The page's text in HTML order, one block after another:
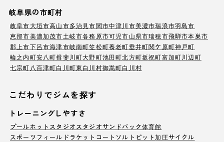
岐阜県の市町村
岐阜市大垣市高山市多治見市関市中津川市美濃市瑞浪市羽島市
恵那市美濃加茂市土岐市各務原市可児市山県市瑞穂市飛騨市本巣市
郡上市下呂市海津市岐南町笠松町養老町垂井町関ケ原町神戸町
輪之内町安八町揖斐川町大野町池田町北方町坂祝町富加町川辺町
七宗町 八百津町白川町東白川村御嵩町白川村
こだわりでジムを探す
トレーニングしやすさ
プールホットスタジオ スタジオサンドバック体育館
スポーツフィールド ラケットコート ソルトピット加圧サイクル